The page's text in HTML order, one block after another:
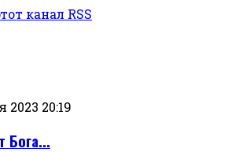
канал RSS
2023 20:19
Бога...